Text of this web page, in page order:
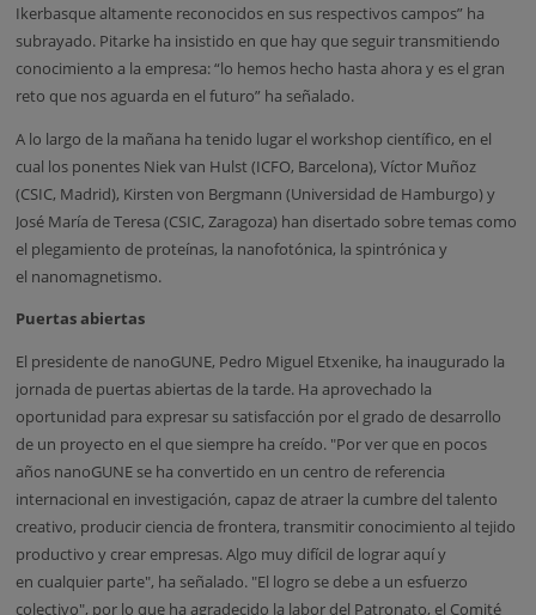
Ikerbasque altamente reconocidos en sus respectivos campos” ha
subrayado. Pitarke ha insistido en que hay que seguir transmitiendo
conocimiento a la empresa: “lo hemos hecho hasta ahora y es el gran
reto que nos aguarda en el futuro” ha señalado.
A lo largo de la mañana ha tenido lugar el workshop científico, en el
cual los ponentes Niek van Hulst (ICFO, Barcelona), Víctor Muñoz
(CSIC, Madrid), Kirsten von Bergmann (Universidad de Hamburgo) y
José María de Teresa (CSIC, Zaragoza) han disertado sobre temas como
el plegamiento de proteínas, la nanofotónica, la spintrónica y
el nanomagnetismo.
Puertas abiertas
El presidente de nanoGUNE, Pedro Miguel Etxenike, ha inaugurado la
jornada de puertas abiertas de la tarde. Ha aprovechado la
oportunidad para expresar su satisfacción por el grado de desarrollo
de un proyecto en el que siempre ha creído. "Por ver que en pocos
años nanoGUNE se ha convertido en un centro de referencia
internacional en investigación, capaz de atraer la cumbre del talento
creativo, producir ciencia de frontera, transmitir conocimiento al tejido
productivo y crear empresas. Algo muy difícil de lograr aquí y
en cualquier parte", ha señalado. "El logro se debe a un esfuerzo
colectivo", por lo que ha agradecido la labor del Patronato, el Comité